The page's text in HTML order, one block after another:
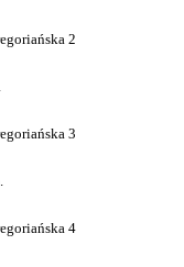
2
3
4